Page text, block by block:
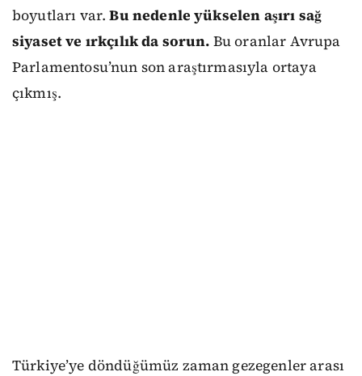
boyutları var.Bu nedenle yükselen aşırı sağ
siyaset ve ırkçılık da sorun. Bu oranlar Avrupa
Parlamentosu’nun son araştırmasıyla ortaya
çıkmış.
Türkiye’ye döndüğümüz zaman gezegenler arası